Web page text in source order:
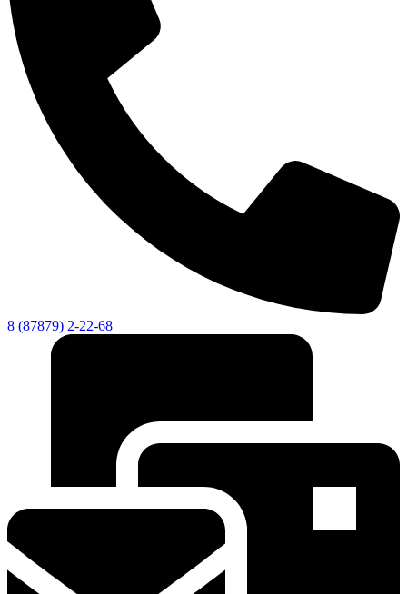
8 (87879) 2-22-68